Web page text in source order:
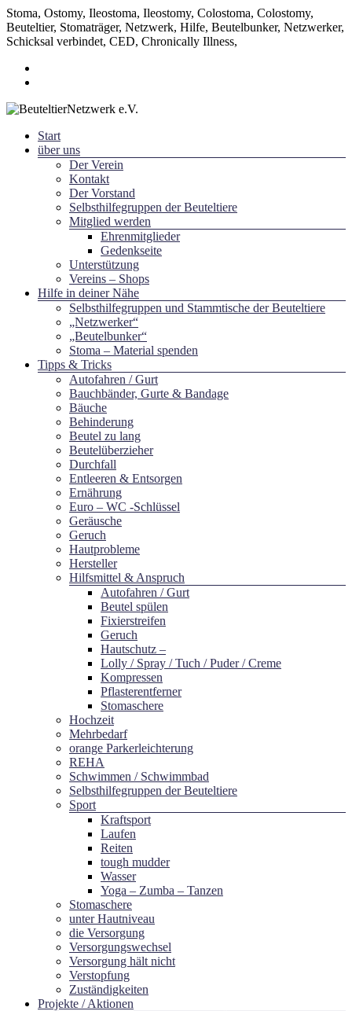
Stoma, Ostomy, Ileostoma, Ileostomy, Colostoma, Colostomy,
Beuteltier, Stomaträger, Netzwerk, Hilfe, Beutelbunker, Netzwerker,
Schicksal verbindet, CED, Chronically Illness,
Zum
Inhalt
BeuteltierNetzwerk e.V.
~ Schicksal verbindet ~
Menü
Start
über uns
Der Verein
Kontakt
Der Vorstand
Selbsthilfegruppen der Beuteltiere
Mitglied werden
Ehrenmitglieder
Gedenkseite
Unterstützung
Vereins – Shops
Hilfe in deiner Nähe
Selbsthilfegruppen und Stammtische der Beuteltiere
„Netzwerker“
„Beutelbunker“
Stoma – Material spenden
Tipps & Tricks
Autofahren / Gurt
Bauchbänder, Gurte & Bandage
Bäuche
Behinderung
Beutel zu lang
Beutelüberzieher
Durchfall
Entleeren & Entsorgen
Ernährung
Euro – WC -Schlüssel
Geräusche
Geruch
Hautprobleme
Hersteller
Hilfsmittel & Anspruch
Autofahren / Gurt
Beutel spülen
Fixierstreifen
Geruch
Hautschutz –
Lolly / Spray / Tuch / Puder / Creme
Kompressen
Pflasterentferner
Stomaschere
Hochzeit
Mehrbedarf
orange Parkerleichterung
REHA
Schwimmen / Schwimmbad
Selbsthilfegruppen der Beuteltiere
Sport
Kraftsport
Laufen
Reiten
tough mudder
Wasser
Yoga – Zumba – Tanzen
Stomaschere
unter Hautniveau
die Versorgung
Versorgungswechsel
Versorgung hält nicht
Verstopfung
Zuständigkeiten
Projekte / Aktionen